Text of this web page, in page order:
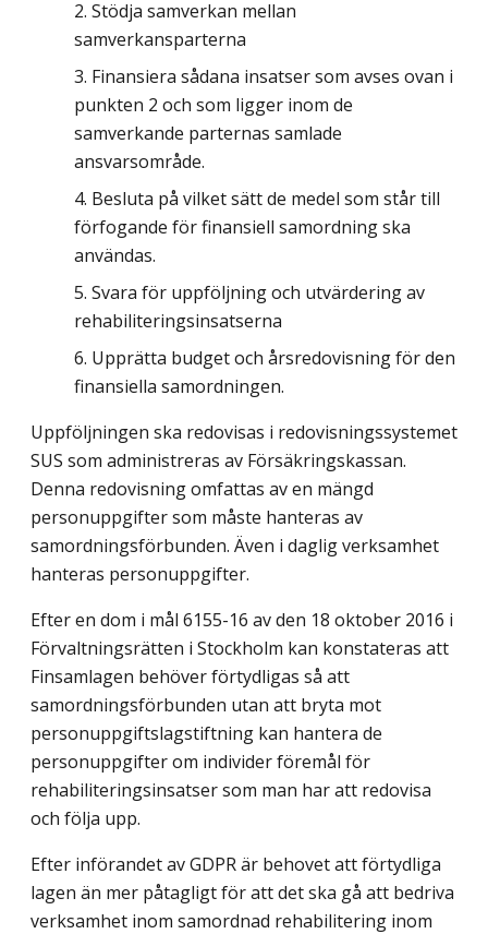
Stödja samverkan mellan
samverkansparterna
Finansiera sådana insatser som avses ovan i
punkten 2 och som ligger inom de
samverkande parternas samlade
ansvarsområde.
Besluta på vilket sätt de medel som står till
förfogande för finansiell samordning ska
användas.
Svara för uppföljning och utvärdering av
rehabiliteringsinsatserna
Upprätta budget och årsredovisning för den
finansiella samordningen.
Uppföljningen ska redovisas i redovisningssystemet
SUS som administreras av Försäkringskassan.
Denna redovisning omfattas av en mängd
personuppgifter som måste hanteras av
samordningsförbunden. Även i daglig verksamhet
hanteras personuppgifter.
Efter en dom i mål 6155-16 av den 18 oktober 2016 i
Förvaltningsrätten i Stockholm kan konstateras att
Finsamlagen behöver förtydligas så att
samordningsförbunden utan att bryta mot
personuppgiftslagstiftning kan hantera de
personuppgifter om individer föremål för
rehabiliteringsinsatser som man har att redovisa
och följa upp.
Efter införandet av GDPR är behovet att förtydliga
lagen än mer påtagligt för att det ska gå att bedriva
verksamhet inom samordnad rehabilitering inom